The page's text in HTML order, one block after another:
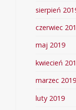
sierpień
czerwiec
maj 2019
kwiecień
marzec 2019
luty 2019